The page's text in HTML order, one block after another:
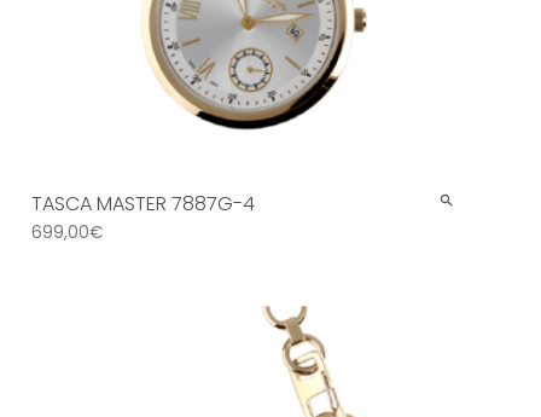
TASCA MASTER 7887G-4
699,00€